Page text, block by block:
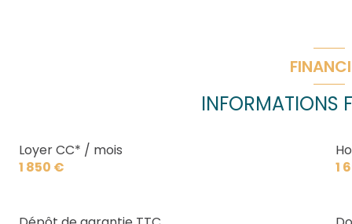
chambre
salle d'eau
INFORMATIONS
Loyer CC* / mois
1 850 €
1